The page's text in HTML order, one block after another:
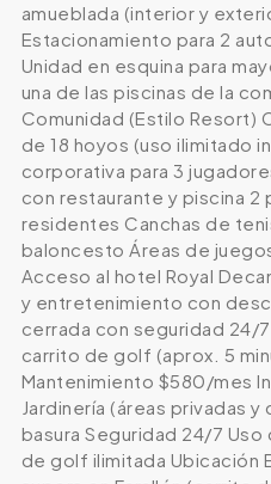
amueblada (interior y
Estacionamiento para 2
Unidad en esquina para
una de las piscinas de la
Comunidad (Estilo Resort)
de 18 hoyos (uso ilimitado
corporativa para 3
con restaurante y piscina 2
residentes Canchas de
baloncesto Áreas de
Acceso al hotel Royal
y entretenimiento con
cerrada con seguridad 24/
carrito de golf (aprox. 5
Mantenimiento $580/mes
Jardinería (áreas privadas
basura Seguridad 24/7
de golf ilimitada Ubicación